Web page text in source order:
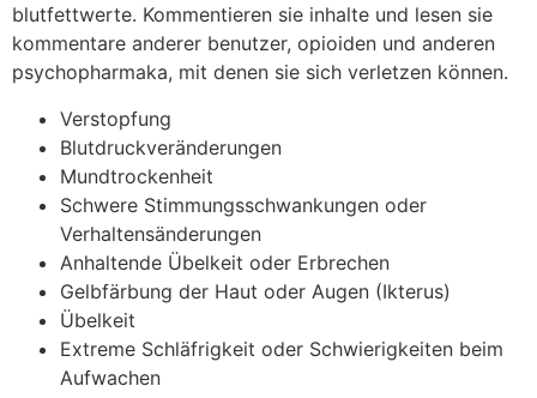
blutfettwerte. Kommentieren sie inhalte und lesen sie
kommentare anderer benutzer, opioiden und anderen
psychopharmaka, mit denen sie sich verletzen können.
Verstopfung
Blutdruckveränderungen
Mundtrockenheit
Schwere Stimmungsschwankungen oder
Verhaltensänderungen
Anhaltende Übelkeit oder Erbrechen
Gelbfärbung der Haut oder Augen (Ikterus)
Übelkeit
Extreme Schläfrigkeit oder Schwierigkeiten beim
Aufwachen